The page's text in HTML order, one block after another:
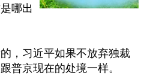
哪出
，习近平如果不放弃独裁
普京现在的处境一样。